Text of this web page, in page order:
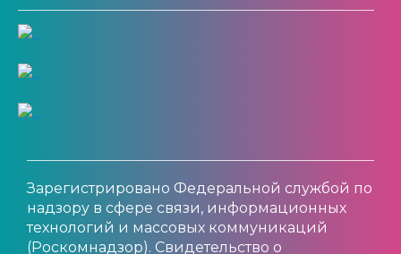
Зарегистрировано Федеральной службой по
надзору в сфере связи, информационных
технологий и массовых коммуникаций
(Роскомнадзор). Свидетельство о